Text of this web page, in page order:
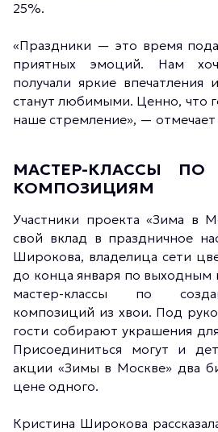
25%.
«Праздники — это время
приятных эмоций. Нам
получали яркие
станут любимыми. Ценно, что
наше стремление», —
МАСТЕР-КЛАССЫ ПО
КОМПОЗИЦИЯМ
Участники проекта «Зима в
свой вклад в праздничное
Широкова, владелица сети
до конца января по выходным
мастер-классы по
композиций из хвои. Под
гости собирают украшения
Присоединиться могут и
акции «Зимы в Москве» два
цене одного.
Кристина Широкова